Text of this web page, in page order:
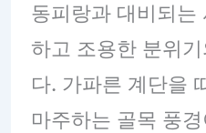
동피랑과 대비되는
하고 조용한 분위
다. 가파른 계단을
마주하는 골목 풍